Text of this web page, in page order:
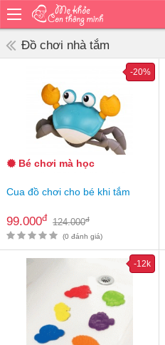
mặc
Bé
ra
ngoài
Bé
Đồ chơi nhà tắm
Cua đồ chơi cho bé khi tắm
99.000đ 124.000đ
-20%
(0 đánh giá)
Bé chơi mà học
-12k